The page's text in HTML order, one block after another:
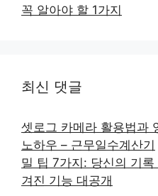
꼭 알아야 할 1가지
최신 댓글
셋로그 카메라 활용법과
노하우 – 근무일수계산기
밀 팁 7가지: 당신의 기
겨진 기능 대공개